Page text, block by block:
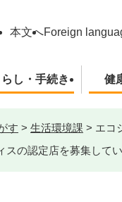
本文へForeign
らし・手続き 健
す > 生活環境課 > エコ
の認定店を募集してい